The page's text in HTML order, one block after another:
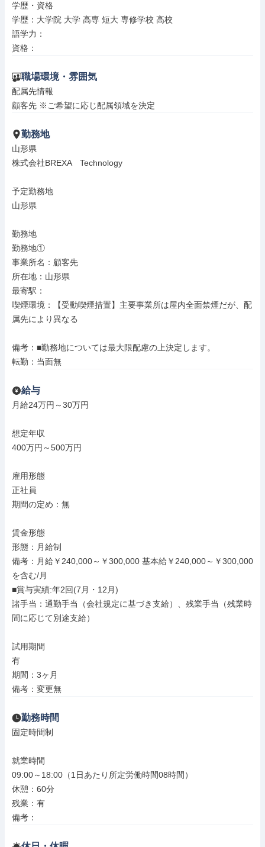
学歴・資格
学歴：大学院 大学 高専 短大 専修学校 高校
語学力：
資格：
職場環境・雰囲気
配属先情報
顧客先 ※ご希望に応じ配属領域を決定
勤務地
山形県
株式会社BREXA　Technology
予定勤務地
山形県
勤務地
勤務地①
事業所名：顧客先
所在地：山形県
最寄駅：
喫煙環境：【受動喫煙措置】主要事業所は屋内全面禁煙だが、配
属先により異なる
備考：■勤務地については最大限配慮の上決定します。
転勤：当面無
給与
月給24万円～30万円
想定年収
400万円～500万円
雇用形態
正社員
期間の定め：無
賃金形態
形態：月給制
備考：月給￥240,000～￥300,000 基本給￥240,000～￥300,000
を含む/月
■賞与実績:年2回(7月・12月)
諸手当：通勤手当（会社規定に基づき支給）、残業手当（残業時
間に応じて別途支給）
試用期間
有
期間：3ヶ月
備考：変更無
勤務時間
固定時間制
就業時間
09:00～18:00（1日あたり所定労働時間08時間）
休憩：60分
残業：有
備考：